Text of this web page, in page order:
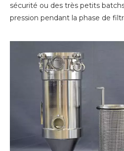
sécurité ou des très petits
pression pendant la phase de